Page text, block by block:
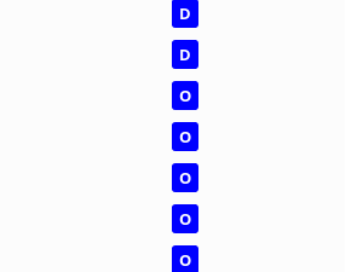
D
D
O
O
O
O
O